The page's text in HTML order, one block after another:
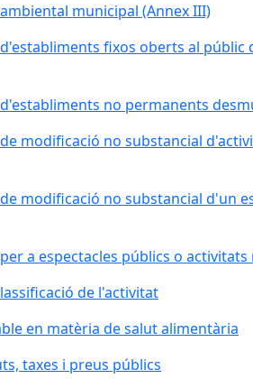
municipal (Annex III)
fixos oberts al
no permanents
modificació no substancial
modificació no substancial d'un
a espectacles públics o
de l'activitat
en matèria de salut alimentària
taxes i preus públics